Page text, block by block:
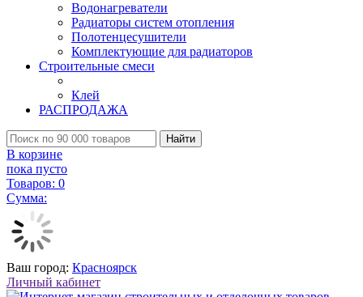
Водонагреватели
Радиаторы систем отопления
Полотенцесушители
Комплектующие для радиаторов
Строительные смеси
Клей
РАСПРОДАЖА
Найти
В корзине
пока пусто
Товаров: 0
Сумма:
Ваш город: Красноярск
Личный кабинет